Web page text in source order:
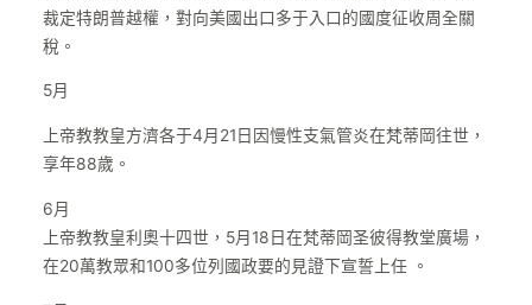
裁定特朗普越權，對向美國出口多于入口的國度征收周全關
稅。
5月
上帝教教皇方濟各于4月21日因慢性支氣管炎在梵蒂岡往世，
享年88歲。
6月
上帝教教皇利奧十四世，5月18日在梵蒂岡圣彼得教堂廣場，
在20萬教眾和100多位列國政要的見證下宣誓上任 。